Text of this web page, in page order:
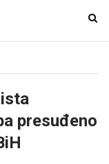
T
n
presuđeno